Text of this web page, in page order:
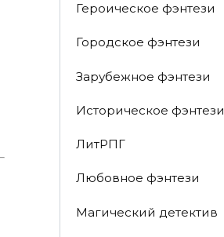
Героическое фэнтези
Городское фэнтези
Зарубежное фэнтези
Историческое фэнтези
ЛитРПГ
Любовное фэнтези
Магический детектив